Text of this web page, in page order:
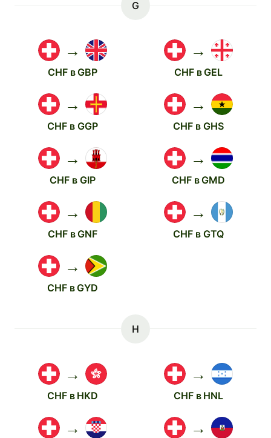
G
→
CHF в GBP
→
CHF в GEL
→
CHF в GGP
→
CHF в GHS
→
CHF в GIP
→
CHF в GMD
→
CHF в GNF
→
CHF в GTQ
→
CHF в GYD
H
→
CHF в HKD
→
CHF в HNL
→ →